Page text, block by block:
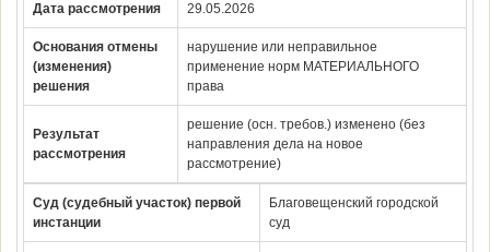
Дата рассмотрения 29.05.2026
Основания отмены
(изменения)
решения
нарушение или неправильное
применение норм МАТЕРИАЛЬНОГО
права
Результат
рассмотрения
решение (осн. требов.) изменено (без
направления дела на новое
рассмотрение)
Суд (судебный участок) первой
инстанции
Благовещенский городской
суд